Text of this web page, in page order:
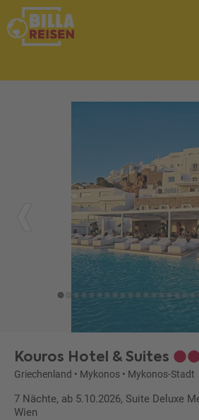
Kouros Hotel & Suites
Griechenland • Mykonos • Mykonos-Stadt
7 Nächte, ab 5.10.2026, Suite Deluxe
Wien